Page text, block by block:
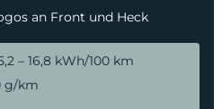
an Front und Heck
– 16,8 kWh/100 km
g/km